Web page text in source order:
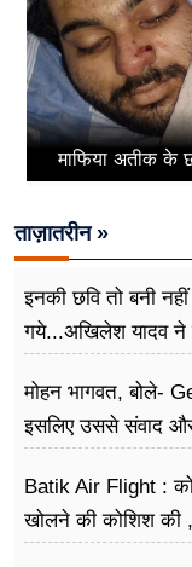
माफिया अतीक के
ताज़ातरीन »
इनकी छवि तो बनी
गये...अखिलेश यादव ने
मोहन भागवत, बोले-
इसलिए उससे संवाद
Batik Air Flight :
खोलने की कोशिश की ,